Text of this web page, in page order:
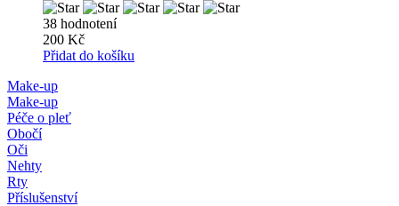
38 hodnotení
200 Kč
Přidat do košíku
Make-up
Make-up
Péče o pleť
Obočí
Oči
Nehty
Rty
Příslušenství